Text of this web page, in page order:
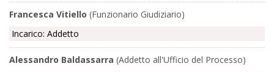
Francesca Vitiello (Funzionario Giudiziario)
Incarico: Addetto
Alessandro Baldassarra (Addetto all'Ufficio del Processo)